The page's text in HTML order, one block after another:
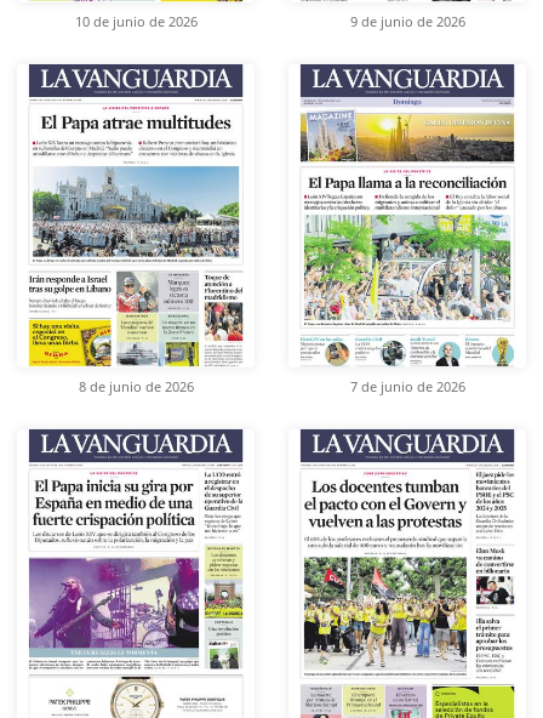
10 de junio de 2026 9 de junio de 2026
8 de junio de 2026 7 de junio de 2026